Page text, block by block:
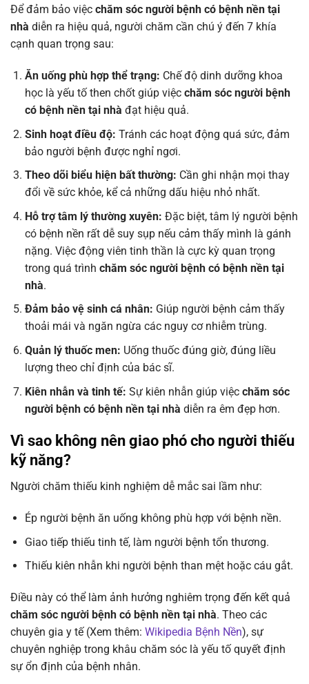
Để đảm bảo việc chăm sóc người bệnh có bệnh nền tại
nhà diễn ra hiệu quả, người chăm cần chú ý đến 7 khía
cạnh quan trọng sau:
Ăn uống phù hợp thể trạng: Chế độ dinh dưỡng khoa
học là yếu tố then chốt giúp việc chăm sóc người bệnh
có bệnh nền tại nhà đạt hiệu quả.
Sinh hoạt điều độ: Tránh các hoạt động quá sức, đảm
bảo người bệnh được nghỉ ngơi.
Theo dõi biểu hiện bất thường: Cần ghi nhận mọi thay
đổi về sức khỏe, kể cả những dấu hiệu nhỏ nhất.
Hỗ trợ tâm lý thường xuyên: Đặc biệt, tâm lý người bệnh
có bệnh nền rất dễ suy sụp nếu cảm thấy mình là gánh
nặng. Việc động viên tinh thần là cực kỳ quan trọng
trong quá trình chăm sóc người bệnh có bệnh nền tại
nhà.
Đảm bảo vệ sinh cá nhân: Giúp người bệnh cảm thấy
thoải mái và ngăn ngừa các nguy cơ nhiễm trùng.
Quản lý thuốc men: Uống thuốc đúng giờ, đúng liều
lượng theo chỉ định của bác sĩ.
Kiên nhẫn và tinh tế: Sự kiên nhẫn giúp việc chăm sóc
người bệnh có bệnh nền tại nhà diễn ra êm đẹp hơn.
Vì sao không nên giao phó cho người thiếu
kỹ năng?
Người chăm thiếu kinh nghiệm dễ mắc sai lầm như:
Ép người bệnh ăn uống không phù hợp với bệnh nền.
Giao tiếp thiếu tinh tế, làm người bệnh tổn thương.
Thiếu kiên nhẫn khi người bệnh than mệt hoặc cáu gắt.
Điều này có thể làm ảnh hưởng nghiêm trọng đến kết quả
chăm sóc người bệnh có bệnh nền tại nhà. Theo các
chuyên gia y tế (Xem thêm: Wikipedia Bệnh Nền), sự
chuyên nghiệp trong khâu chăm sóc là yếu tố quyết định
sự ổn định của bệnh nhân.